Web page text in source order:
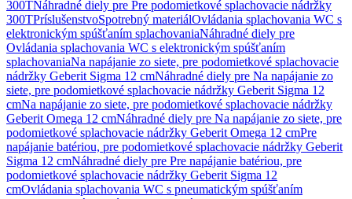
300TNáhradné diely pre Pre podomietkové splachovacie nádržky
300TPríslušenstvoSpotrebný materiálOvládania splachovania WC s
elektronickým spúšťaním splachovaniaNáhradné diely pre
Ovládania splachovania WC s elektronickým spúšťaním
splachovaniaNa napájanie zo siete, pre podomietkové splachovacie
nádržky Geberit Sigma 12 cmNáhradné diely pre Na napájanie zo
siete, pre podomietkové splachovacie nádržky Geberit Sigma 12
cmNa napájanie zo siete, pre podomietkové splachovacie nádržky
Geberit Omega 12 cmNáhradné diely pre Na napájanie zo siete, pre
podomietkové splachovacie nádržky Geberit Omega 12 cmPre
napájanie batériou, pre podomietkové splachovacie nádržky Geberit
Sigma 12 cmNáhradné diely pre Pre napájanie batériou, pre
podomietkové splachovacie nádržky Geberit Sigma 12
cmOvládania splachovania WC s pneumatickým spúšťaním